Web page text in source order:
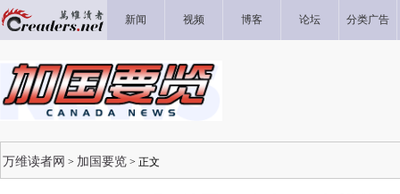
新闻 视频 博客 论坛 分类广告
万维读者网 > 加国要览 > 正文